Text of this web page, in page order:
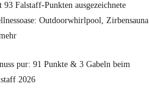
93 Falstaff-Punkten ausgezeichnete
Outdoorwhirlpool, Zirbensauna
pur: 91 Punkte & 3 Gabeln beim
2026